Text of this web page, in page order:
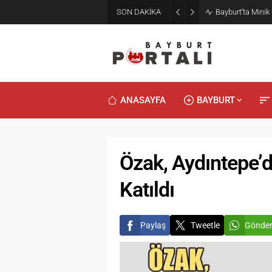
SON DAKİKA Bayburt’ta
ANASAYFA BAYBURT
Özak,
Katıldı
Paylaş Tweetle Gönder